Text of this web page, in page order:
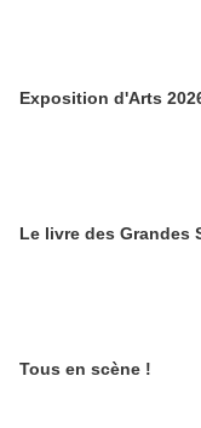
Exposition d'Arts
Le livre des Grandes
Tous en scène !